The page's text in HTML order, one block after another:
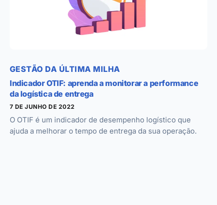
GESTÃO DA ÚLTIMA MILHA
Indicador OTIF: aprenda a monitorar a performance
da logística de entrega
7 DE JUNHO DE 2022
O OTIF é um indicador de desempenho logístico que
ajuda a melhorar o tempo de entrega da sua operação.